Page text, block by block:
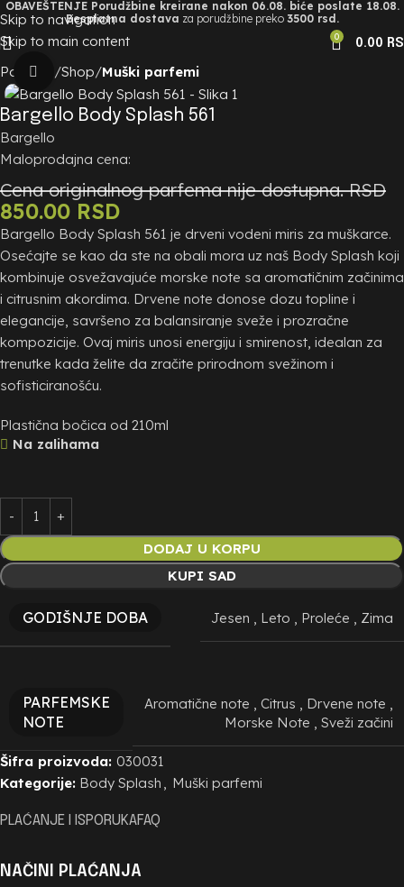
Skip to navigation
Skip to main content
OBAVEŠTENJE Porudžbine kreirane nakon 06.08. biće poslate 18.08.
Besplatna dostava za porudžbine preko 3500 rsd.
0 0.00
Početna Shop Muški parfemi
Zumiraj sliku
Bargello Body Splash 561
Bargello
Maloprodajna cena:
Cena originalnog parfema nije dostupna. RSD
850.00 RSD
Bargello Body Splash 561 je drveni vodeni miris za muškarce.
Osećajte se kao da ste na obali mora uz naš Body Splash koji
kombinuje osvežavajuće morske note sa aromatičnim začinima
i citrusnim akordima. Drvene note donose dozu topline i
elegancije, savršeno za balansiranje sveže i prozračne
kompozicije. Ovaj miris unosi energiju i smirenost, idealan za
trenutke kada želite da zračite prirodnom svežinom i
sofisticiranošću.
Plastična bočica od 210ml
Na zalihama
DODAJ U KORPU
KUPI SAD
GODIŠNJE DOBA Jesen , Leto , Proleće , Zima
PARFEMSKE
NOTE
Aromatične note Citrus Drvene note
Morske Note
Sveži začini
Šifra proizvoda: 030031
Kategorije: Body Splash , Muški parfemi
PLAĆANJE I ISPORUKAFAQ
NAČINI PLAĆANJA